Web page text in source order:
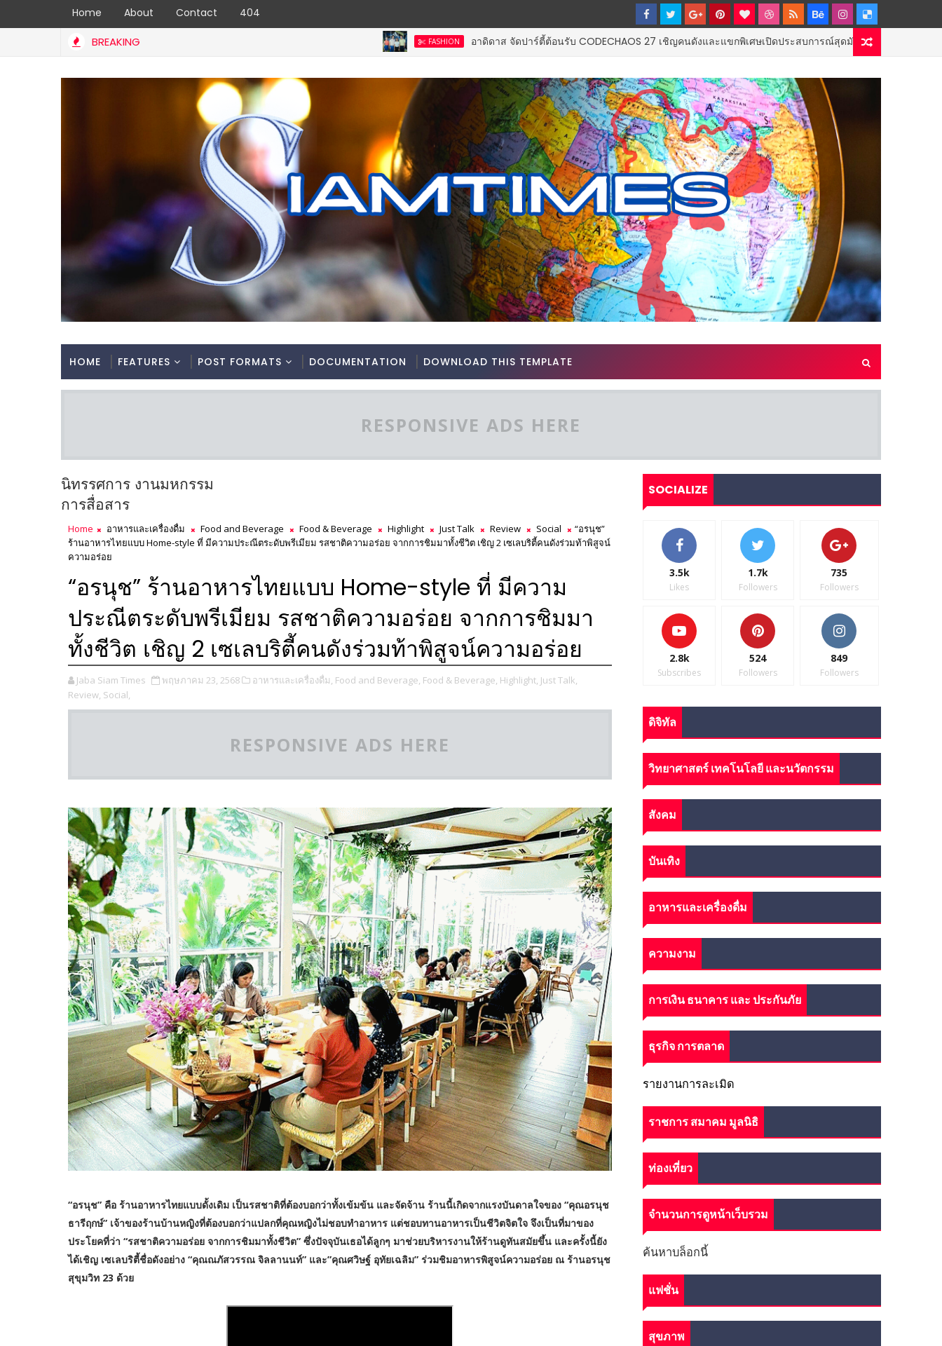
Home About Contact 404
BREAKING FASHION อาดิดาส จัดปาร์ตี้ต้อนรับ CODECHAOS 27 เชิญคนดังและแขกพิเศษเปิดประสบการณ์สุดมันส์ “THE CODECHAOS
HOME FEATURES POST FORMATS DOCUMENTATION DOWNLOAD THIS TEMPLATE
RESPONSIVE ADS HERE
นิทรรศการ งานมหกรรม
การสื่อสาร
Home อาหารและเครื่องดื่ม Food and Beverage Food & Beverage Highlight Just Talk Review Social
“อรนุช”
ร้านอาหารไทยแบบ Home-style ที่ มีความประณีตระดับพรีเมียม รสชาติความอร่อย จากการชิมมาทั้งชีวิต เชิญ 2 เซเลบริตี้คนดังร่วมท้าพิสูจน์
ความอร่อย
“อรนุช” ร้านอาหารไทยแบบ Home-style ที่ มีความ
ประณีตระดับพรีเมียม รสชาติความอร่อย จากการชิมมา
ทั้งชีวิต เชิญ 2 เซเลบริตี้คนดังร่วมท้าพิสูจน์ความอร่อย
Jaba Siam Times พฤษภาคม 23, 2568 อาหารและเครื่องดื่ม, Food and Beverage, Food & Beverage, Highlight, Just Talk,
Review, Social,
RESPONSIVE ADS HERE
“อรนุช” คือ ร้านอาหารไทยแบบดั้งเดิม เป็นรสชาติที่ต้องบอกว่าทั้งเข้มข้น และจัดจ้าน ร้านนี้เกิดจากแรงบันดาลใจของ “คุณอรนุช
ธารีฤกษ์” เจ้าของร้านบ้านหญิงที่ต้องบอกว่าแปลกที่คุณหญิงไม่ชอบทำอาหาร แต่ชอบทานอาหารเป็นชีวิตจิตใจ จึงเป็นที่มาของ
ประโยคที่ว่า “รสชาติความอร่อย จากการชิมมาทั้งชีวิต” ซึ่งปัจจุบันเธอได้ลูกๆ มาช่วยบริหารงานให้ร้านดูทันสมัยขึ้น และครั้งนี้ยัง
ได้เชิญ เซเลบริตี้ชื่อดังอย่าง “คุณณภัสวรรณ จิลลานนท์” และ”คุณศวิษฐ์ อุทัยเฉลิม” ร่วมชิมอาหารพิสูจน์ความอร่อย ณ ร้านอรนุช
สุขุมวิท 23 ด้วย
SOCIALIZE
3.5k
Likes
1.7k
Followers
735
Followers
2.8k
Subscribes
524
Followers
849
Followers
ดิจิทัล
วิทยาศาสตร์ เทคโนโลยี และนวัตกรรม
สังคม
บันเทิง
อาหารและเครื่องดื่ม
ความงาม
การเงิน ธนาคาร และ ประกันภัย
ธุรกิจ การตลาด
รายงานการละเมิด
ราชการ สมาคม มูลนิธิ
ท่องเที่ยว
จำนวนการดูหน้าเว็บรวม
ค้นหาบล็อกนี้
แฟชั่น
สุขภาพ